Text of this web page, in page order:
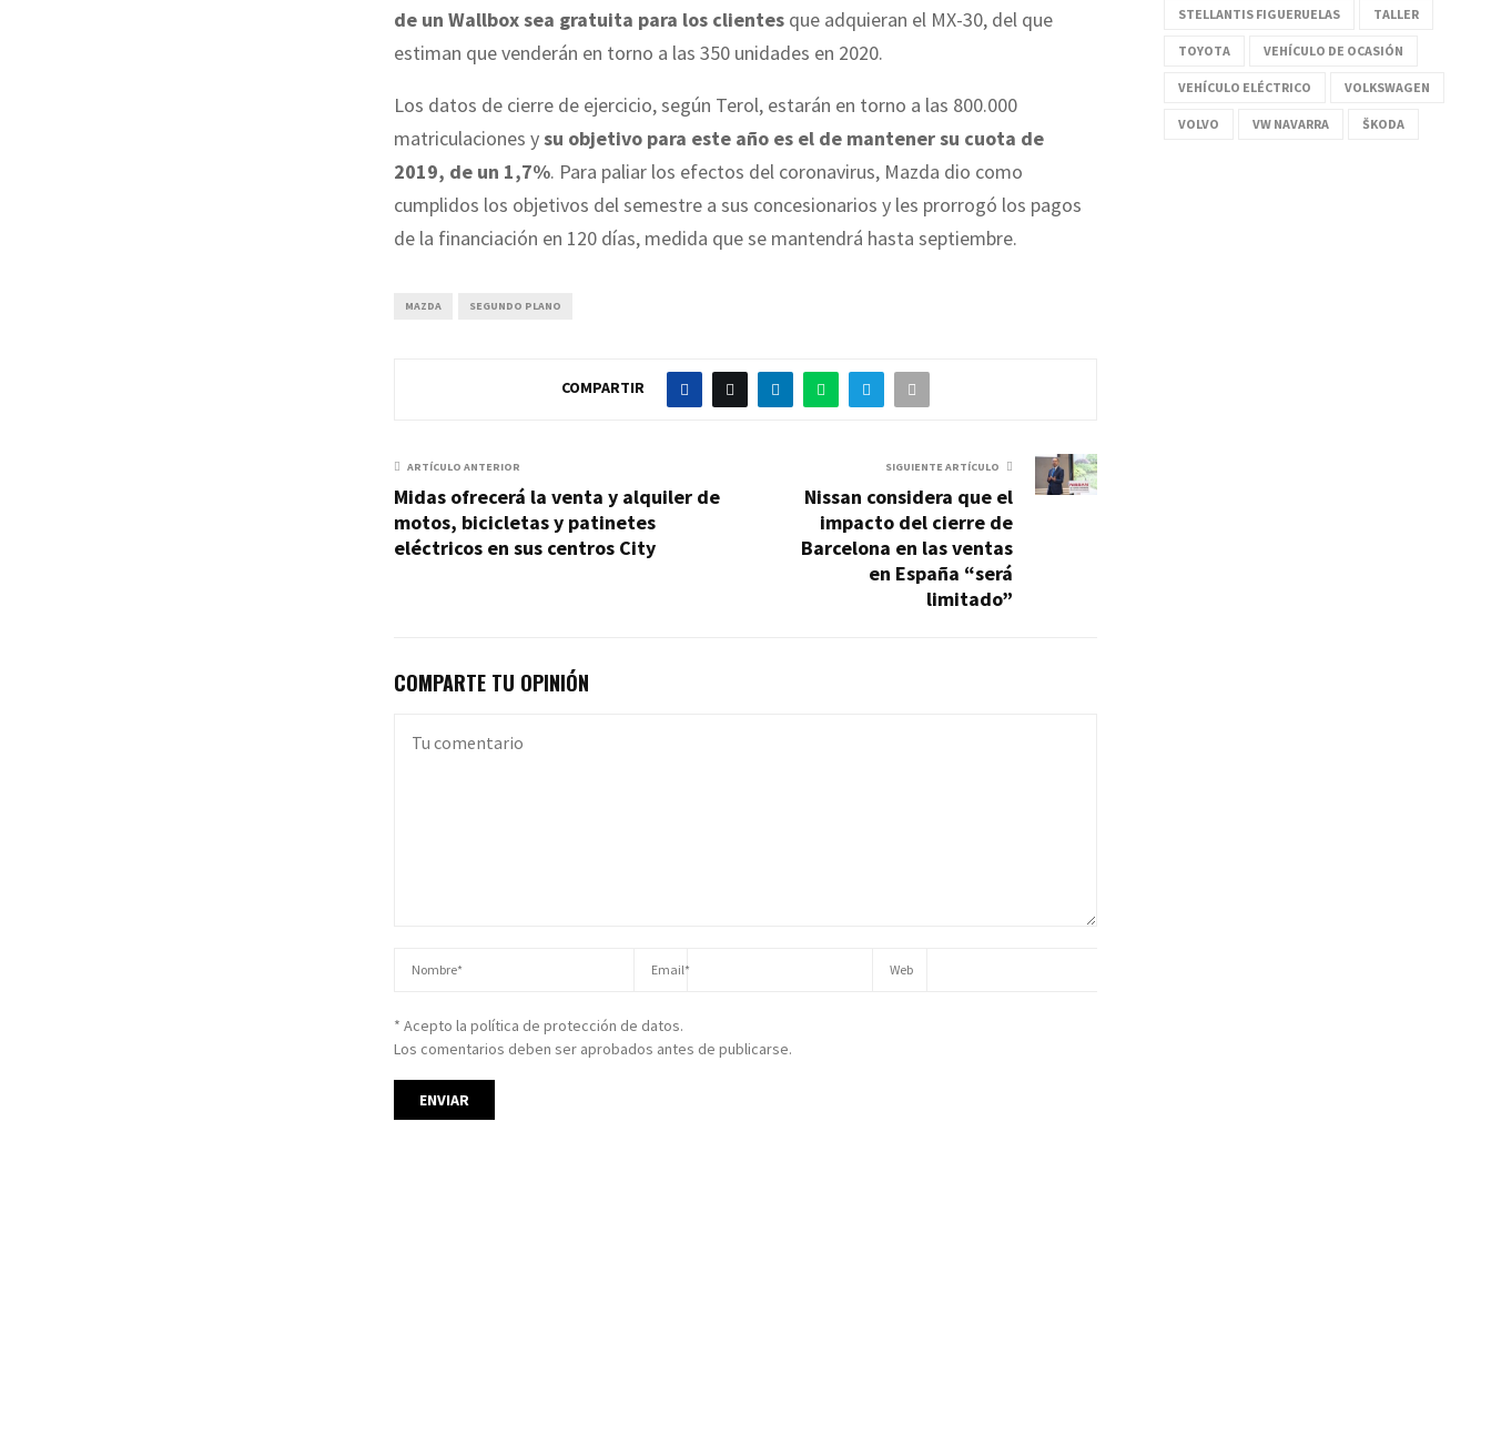
de un Wallbox sea gratuita para los clientes que adquieran el MX-30, del que
estiman que venderán en torno a las 350 unidades en 2020.
Los datos de cierre de ejercicio, según Terol, estarán en torno a las 800.000
matriculaciones ysu objetivo para este año es el de mantener su cuota de
2019, de un 1,7%. Para paliar los efectos del coronavirus, Mazda dio como
cumplidos los objetivos del semestre a sus concesionarios y les prorrogó los pagos
de la financiación en 120 días, medida que se mantendrá hasta septiembre.
MAZDA SEGUNDO PLANO
COMPARTIR
ARTÍCULO ANTERIOR
Midas ofrecerá la venta y alquiler de
motos, bicicletas y patinetes
eléctricos en sus centros City
SIGUIENTE ARTÍCULO
Nissan considera que el
impacto del cierre de
Barcelona en las ventas
en España “será
limitado”
COMPARTE TU OPINIÓN
* Acepto la política de protección de datos.
Los comentarios deben ser aprobados antes de publicarse.
STELLANTIS FIGUERUELAS TALLER
TOYOTA VEHÍCULO DE OCASIÓN
VEHÍCULO ELÉCTRICO VOLKSWAGEN
VOLVO VW NAVARRA ŠKODA